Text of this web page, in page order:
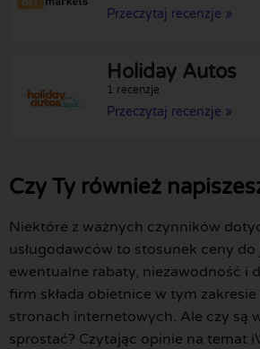
Przeczytaj recenzje »
Holiday Autos
1 recenzje
Przeczytaj recenzje »
Czy Ty również
Niektóre z ważnych czynników
usługodawców to stosunek ceny do
ewentualne rabaty, niezawodność i
firm składa obietnice w tym
stronach internetowych. Ale czy są
sprostać? Czytając opinie na temat